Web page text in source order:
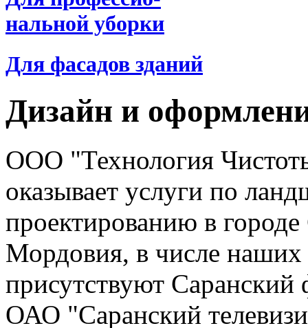
нальной уборки
Для фасадов зданий
Дизайн и
ООО "Технология
оказывает услуги по
проектированию в
Мордовия, в числе наших
присутствуют
ОАО "Саранский